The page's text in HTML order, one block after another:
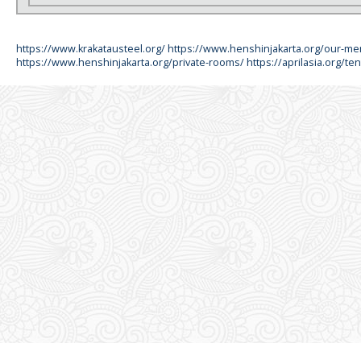
https://www.krakatausteel.org/https://www.henshinjakarta.org/our-
https://www.henshinjakarta.org/private-rooms/https://aprilasia.org/